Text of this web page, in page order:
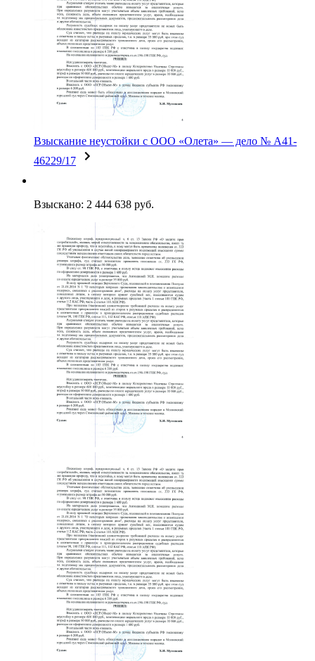
Взыскание неустойки c ООО «Олета» — дело № А41-
46229/17
Взыскано: 2 444 638 руб.